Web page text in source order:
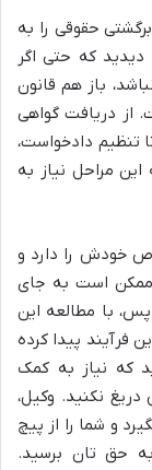
حقوقی را به
که حتی اگر
باز هم قانون
از دریافت گواهی
تنظیم دادخواست،
مراحل نیاز به
خودش را دارد و
ممکن است به جای
با مطالعه این
فرآیند پیدا کرده
که نیاز به کمک
نکنید. وکیل،
و شما را از پیچ
حق تان برسید.